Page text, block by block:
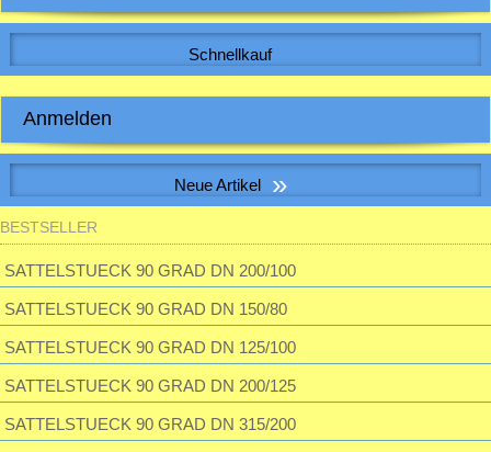
Schnellkauf
Anmelden
E-Mail-Adresse:
Passwort:
Passwort vergessen?
Neue Artikel »
S&P SILENT-100 CHZ VISUAL Kleinraum-Ventilatator, Feuchte, LED
BESTSELLER
SATTELSTUECK 90 GRAD DN 200/100
SATTELSTUECK 90 GRAD DN 150/80
SATTELSTUECK 90 GRAD DN 125/100
SATTELSTUECK 90 GRAD DN 200/125
SATTELSTUECK 90 GRAD DN 315/200